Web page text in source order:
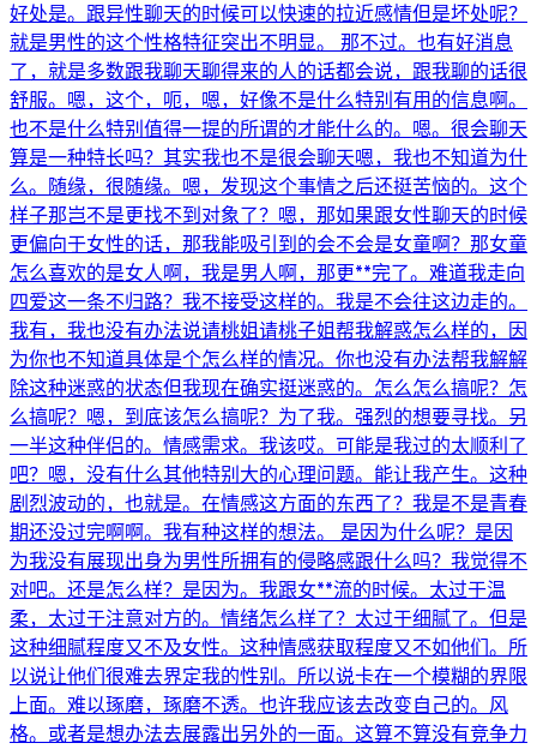
好处是。跟异性聊天的时候可以快速的拉近感情但是坏处呢？
就是男性的这个性格特征突出不明显。 那不过。也有好消息
了，就是多数跟我聊天聊得来的人的话都会说，跟我聊的话很
舒服。嗯，这个，呃，嗯，好像不是什么特别有用的信息啊。
也不是什么特别值得一提的所谓的才能什么的。嗯。很会聊天
算是一种特长吗？其实我也不是很会聊天嗯，我也不知道为什
么。随缘，很随缘。嗯，发现这个事情之后还挺苦恼的。这个
样子那岂不是更找不到对象了？嗯，那如果跟女性聊天的时候
更偏向于女性的话，那我能吸引到的会不会是女童啊？那女童
怎么喜欢的是女人啊，我是男人啊，那更**完了。难道我走向
四爱这一条不归路？我不接受这样的。我是不会往这边走的。
我有，我也没有办法说请桃姐请桃子姐帮我解惑怎么样的，因
为你也不知道具体是个怎么样的情况。你也没有办法帮我解解
除这种迷惑的状态但我现在确实挺迷惑的。怎么怎么搞呢？怎
么搞呢？嗯，到底该怎么搞呢？为了我。强烈的想要寻找。另
一半这种伴侣的。情感需求。我该哎。可能是我过的太顺利了
吧？嗯，没有什么其他特别大的心理问题。能让我产生。这种
剧烈波动的，也就是。在情感这方面的东西了？我是不是青春
期还没过完啊啊。我有种这样的想法。 是因为什么呢？是因
为我没有展现出身为男性所拥有的侵略感跟什么吗？我觉得不
对吧。还是怎么样？是因为。我跟女**流的时候。太过于温
柔，太过于注意对方的。情绪怎么样了？太过于细腻了。但是
这种细腻程度又不及女性。这种情感获取程度又不如他们。所
以说让他们很难去界定我的性别。所以说卡在一个模糊的界限
上面。难以琢磨，琢磨不透。也许我应该去改变自己的。风
格。或者是想办法去展露出另外的一面。这算不算没有竞争力